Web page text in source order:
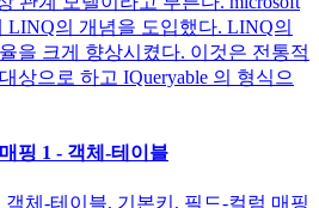
LINQ의 개념을 도입했다. LINQ의
을 크게 향상시켰다. 이것은 전통적
상으로 하고 IQueryable 의 형식으
핑 1 - 객체-테이블
체-테이블, 기본키, 필드-컬럼 매핑